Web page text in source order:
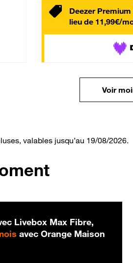
Deezer
lieu de 11,99€/
Voir
valables jusqu’au 19/08/2026.
Livebox Max Fibre,
20 € par mois
avec Orange Maison